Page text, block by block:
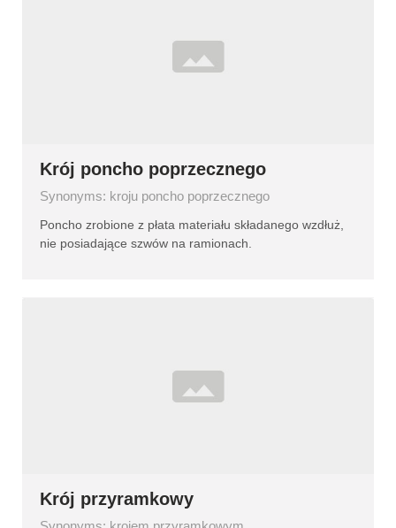
Krój poncho poprzecznego
Synonyms: kroju poncho poprzecznego
Poncho zrobione z płata materiału składanego wzdłuż,
nie posiadające szwów na ramionach.
Krój przyramkowy